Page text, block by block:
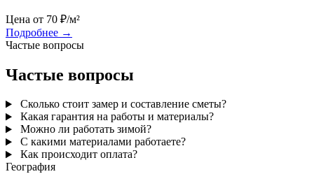
Цена от 70 ₽/м²
Подробнее →
Частые вопросы
Частые вопросы
Сколько стоит замер и составление сметы?
Какая гарантия на работы и материалы?
Можно ли работать зимой?
С какими материалами работаете?
Как происходит оплата?
География